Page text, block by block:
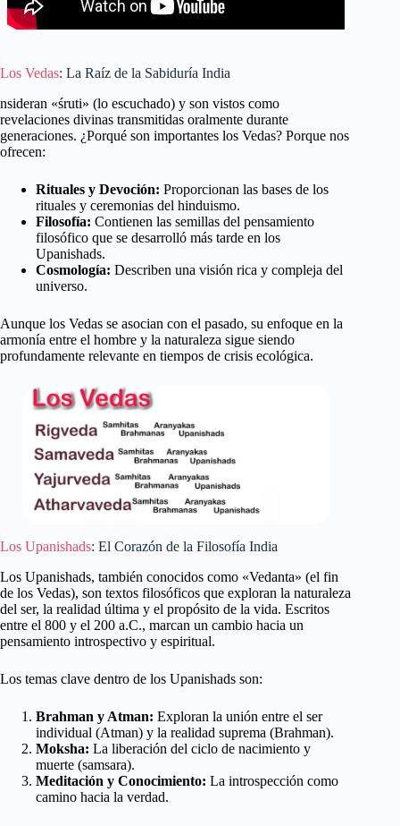
Los Vedas: La Raíz de la Sabiduría India
nsideran «śruti» (lo escuchado) y son vistos como
revelaciones divinas transmitidas oralmente durante
generaciones. ¿Porqué son importantes los Vedas? Porque nos
ofrecen:
Rituales y Devoción: Proporcionan las bases de los
rituales y ceremonias del hinduismo.
Filosofía: Contienen las semillas del pensamiento
filosófico que se desarrolló más tarde en los
Upanishads.
Cosmología: Describen una visión rica y compleja del
universo.
Aunque los Vedas se asocian con el pasado, su enfoque en la
armonía entre el hombre y la naturaleza sigue siendo
profundamente relevante en tiempos de crisis ecológica.
Los Upanishads: El Corazón de la Filosofía India
Los Upanishads, también conocidos como «Vedanta» (el fin
de los Vedas), son textos filosóficos que exploran la naturaleza
del ser, la realidad última y el propósito de la vida. Escritos
entre el 800 y el 200 a.C., marcan un cambio hacia un
pensamiento introspectivo y espiritual.
Los temas clave dentro de los Upanishads son:
Brahman y Atman: Exploran la unión entre el ser
individual (Atman) y la realidad suprema (Brahman).
Moksha: La liberación del ciclo de nacimiento y
muerte (samsara).
Meditación y Conocimiento: La introspección como
camino hacia la verdad.